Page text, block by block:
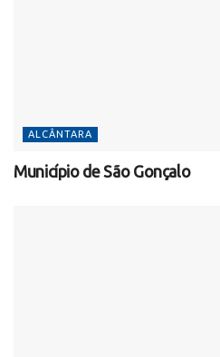
ALCÂNTARA
Município de São Gonçalo